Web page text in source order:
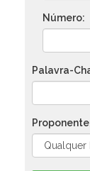
Número:
Palavra-